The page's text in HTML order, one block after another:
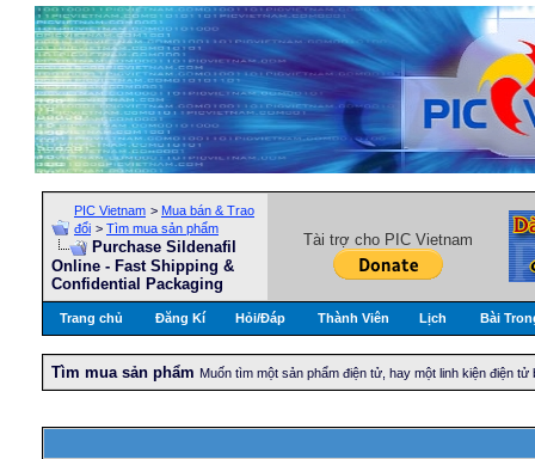
PIC Vietnam > Mua bán & Trao
đổi > Tìm mua sản phẩm
Purchase Sildenafil
Online - Fast Shipping &
Confidential Packaging
Tài trợ cho PIC Vietnam
Trang chủ Đăng Kí Hỏi/Ðáp Thành Viên Lịch Bài
Tìm mua sản phẩm Muốn tìm một sản phẩm điện tử, hay một linh kiện điện